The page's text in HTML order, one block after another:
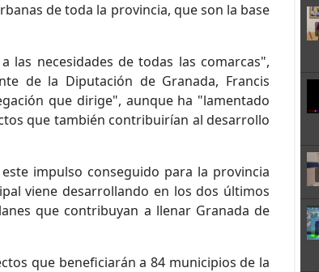
de toda la provincia, que son la base
necesidades de todas las comarcas",
de la Diputación de Granada, Francis
que dirige", aunque ha "lamentado
que también contribuirían al desarrollo
impulso conseguido para la provincia
viene desarrollando en los dos últimos
que contribuyan a llenar Granada de
que beneficiarán a 84 municipios de la